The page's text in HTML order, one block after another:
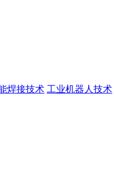
焊接技术 工业机器人技术